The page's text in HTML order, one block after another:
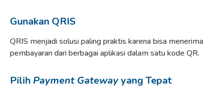
Gunakan QRIS
QRIS menjadi solusi paling praktis karena bisa menerima
pembayaran dari berbagai aplikasi dalam satu kode QR.
Pilih Payment Gatewayyang Tepat